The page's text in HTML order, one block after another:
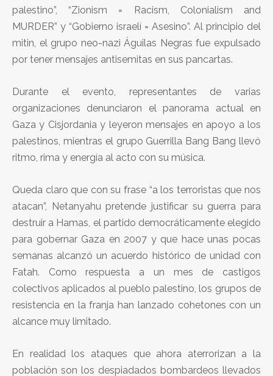
palestino”, “Zionism = Racism, Colonialism and
MURDER” y “Gobierno israelí = Asesino”. Al principio del
mitin, el grupo neo-nazi Águilas Negras fue expulsado
por tener mensajes antisemitas en sus pancartas.
Durante el evento, representantes de varias
organizaciones denunciaron el panorama actual en
Gaza y Cisjordania y leyeron mensajes en apoyo a los
palestinos, mientras el grupo Guerrilla Bang Bang llevó
ritmo, rima y energía al acto con su música.
Queda claro que con su frase “a los terroristas que nos
atacan”, Netanyahu pretende justificar su guerra para
destruir a Hamas, el partido democráticamente elegido
para gobernar Gaza en 2007 y que hace unas pocas
semanas alcanzó un acuerdo histórico de unidad con
Fatah. Como respuesta a un mes de castigos
colectivos aplicados al pueblo palestino, los grupos de
resistencia en la franja han lanzado cohetones con un
alcance muy limitado.
En realidad los ataques que ahora aterrorizan a la
población son los despiadados bombardeos llevados